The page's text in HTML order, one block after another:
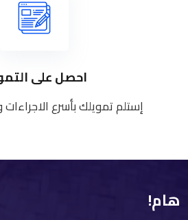
احصل على
إستلم تمويلك بأسرع
هام!